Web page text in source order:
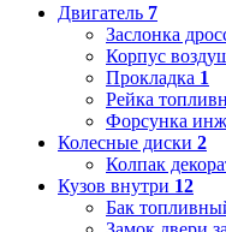
Двигатель 7
Заслонка
Корпус
Прокладка 1
Рейка
Форсунка
Колесные диски 2
Колпак
Кузов внутри 12
Бак